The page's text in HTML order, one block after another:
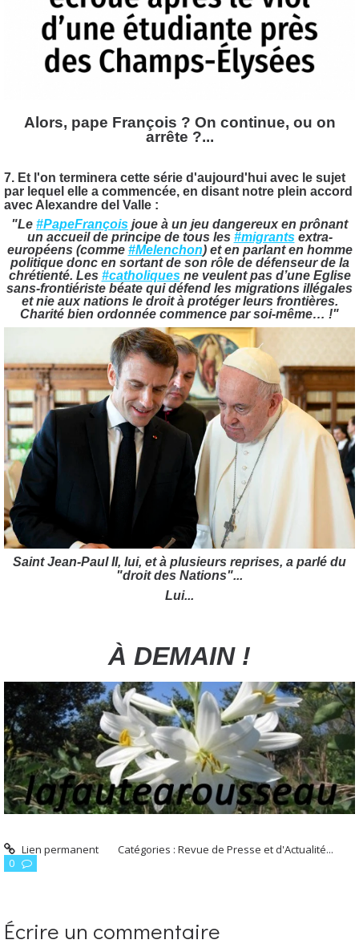
Alors, pape François ? On continue, ou on
arrête ?...
7. Et l'on terminera cette série d'aujourd'hui avec le sujet
par lequel elle a commencée, en disant notre plein accord
avec Alexandre del Valle :
"Le #PapeFrançois joue à un jeu dangereux en prônant
un accueil de principe de tous les #migrantsextra-
européens (comme #Melenchon) et en parlant en homme
politique donc en sortant de son rôle de défenseur de la
chrétienté. Les #catholiquesne veulent pas d’une Eglise
sans-frontiériste béate qui défend les migrations illégales
et nie aux nations le droit à protéger leurs frontières.
Charité bien ordonnée commence par soi-même… !"
Saint Jean-Paul II, lui, et à plusieurs reprises, a parlé du
"droit des Nations"...
Lui...
À DEMAIN !
Lien permanent Catégories :Revue de Presse et d'Actualité...
0
Écrire un commentaire